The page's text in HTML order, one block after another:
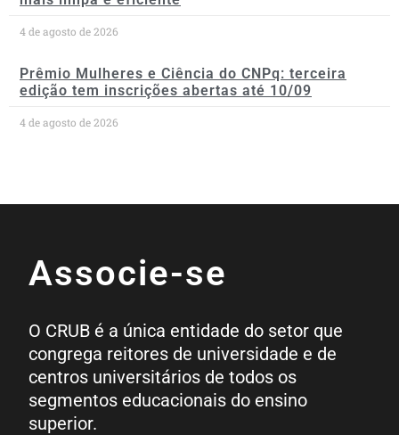
4 de agosto de 2026
Prêmio Mulheres e Ciência do CNPq: terceira
edição tem inscrições abertas até 10/09
4 de agosto de 2026
Associe-se
O CRUB é a única entidade do setor que
congrega reitores de universidade e de
centros universitários de todos os
segmentos educacionais do ensino
superior.